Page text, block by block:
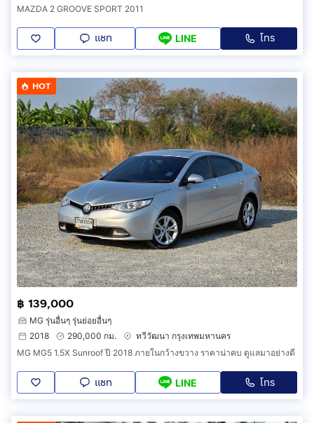
MAZDA 2 GROOVE SPORT 2011
แชท LINE โทร
HOT
฿ 139,000
MG รุ่นอื่นๆ รุ่นย่อยอื่นๆ
2018
290,000 กม.
ทวีวัฒนา กรุงเทพมหานคร
MG MG5 1.5X Sunroof ปี 2018 ภายในกว้างขวาง ราคาน่าคบ ดูแลมาอย่างดี
แชท LINE โทร